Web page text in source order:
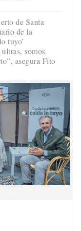
de Santa
de la
tuyo’
somos
asegura Fito